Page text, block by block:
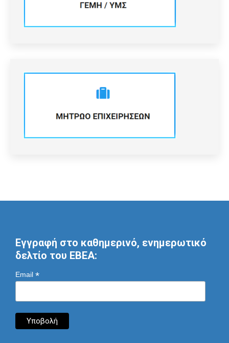
Εγγραφή στο καθημερινό, ενημερωτικό
δελτίο του ΕΒΕΑ:
Email *